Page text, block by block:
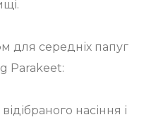
для середніх папуг
Parakeet:
насіння і